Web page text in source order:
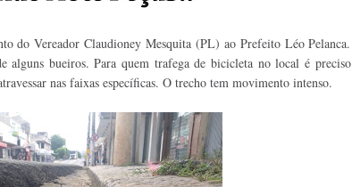
do Vereador Claudioney Mesquita (PL) ao Prefeito Léo Pelanca.
alguns bueiros. Para quem trafega de bicicleta no local é preciso
nas faixas específicas. O trecho tem movimento intenso.